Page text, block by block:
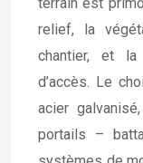
relief, la
chantier, et
d’accès. Le
acier
portails –